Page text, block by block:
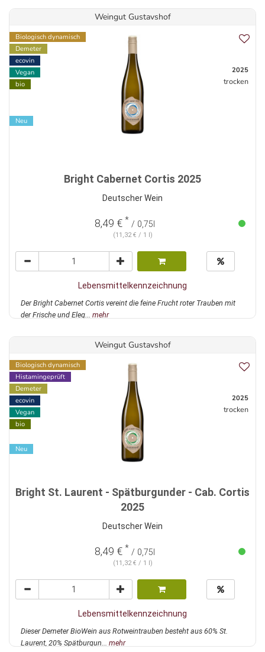
Weingut Gustavshof
Biologisch dynamisch
Demeter
ecovin
Vegan
bio
Neu
2025
trocken
Bright Cabernet Cortis 2025
Deutscher Wein
8,49 € * / 0,75l
(11,32 € / 1 l)
Lebensmittelkennzeichnung
Der Bright Cabernet Cortis vereint die feine Frucht roter Trauben mit
der Frische und Eleg... mehr
Weingut Gustavshof
Biologisch dynamisch
Histamingeprüft
Demeter
ecovin
Vegan
bio
Neu
2025
trocken
Bright St. Laurent - Spätburgunder - Cab. Cortis
2025
Deutscher Wein
8,49 € * / 0,75l
(11,32 € / 1 l)
Lebensmittelkennzeichnung
Dieser Demeter BioWein aus Rotweintrauben besteht aus 60% St.
Laurent, 20% Spätburgun... mehr